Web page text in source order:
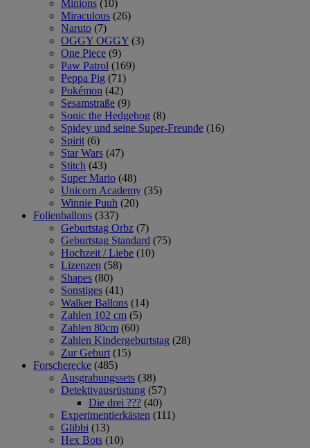
Minions (10)
Miraculous (26)
Naruto (7)
OGGY OGGY (3)
One Piece (9)
Paw Patrol (169)
Peppa Pig (71)
Pokémon (42)
Sesamstraße (9)
Sonic the Hedgehog (8)
Spidey und seine Super-Freunde (16)
Spirit (6)
Star Wars (47)
Stitch (43)
Super Mario (48)
Unicorn Academy (35)
Winnie Puuh (20)
Folienballons (337)
Geburtstag Orbz (7)
Geburtstag Standard (75)
Hochzeit / Liebe (10)
Lizenzen (58)
Shapes (80)
Sonstiges (41)
Walker Ballons (14)
Zahlen 102 cm (5)
Zahlen 80cm (60)
Zahlen Kindergeburtstag (28)
Zur Geburt (15)
Forscherecke (485)
Ausgrabungssets (38)
Detektivausrüstung (57)
Die drei ??? (40)
Experimentierkästen (111)
Glibbi (13)
Hex Bots (10)